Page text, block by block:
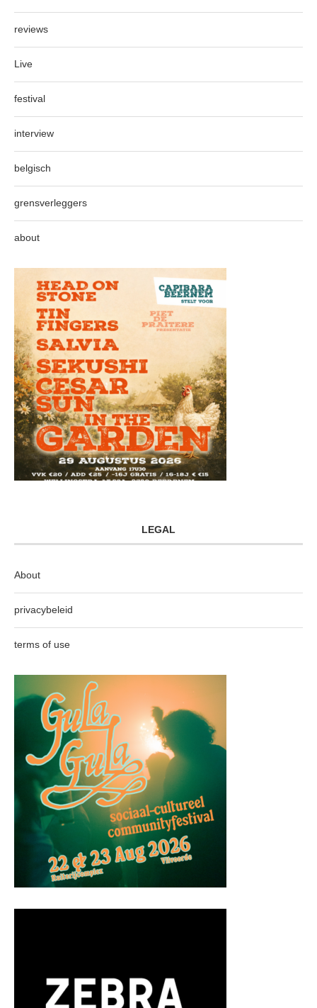
reviews
Live
festival
interview
belgisch
grensverleggers
about
LEGAL
About
privacybeleid
terms of use